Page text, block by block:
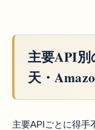
主要API
天・
主要APIごとに得手